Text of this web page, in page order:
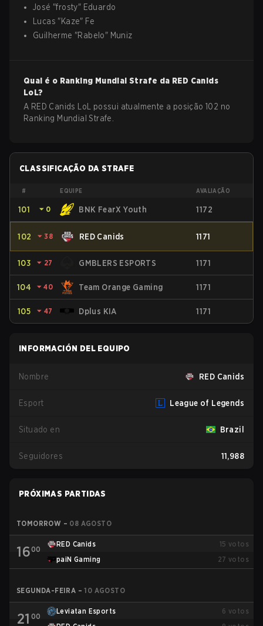
José "frosty" Eduardo
Lucas "Kaze" Fe
Guilherme "Rabelo" Muniz
Qual é o Ranking Mundial Strafe da RED Canids
LoL?
A RED Canids LoL possui atualmente a posição 102 no
Ranking Mundial Strafe.
CLASSIFICAÇÃO DA STRAFE
# EQUIPE AVALIAÇÃO
101 ⏷ 0 BNK FearX Youth 1172
102 ⏷ 38 RED Canids 1171
103 ⏷ 27 GMBLERS ESPORTS 1171
104 ⏷ 40 Team Orange Gaming 1171
105 ⏷ 47 Dplus KIA 1171
INFORMACIÓN DEL EQUIPO
Nombre RED Canids
Esport League of Legends
Situado en Brazil
Seguidores 11,988
PRÓXIMAS PARTIDAS
TOMORROW – 08 AGOSTO
1600
RED Canids 15 votos
paiN Gaming
27 votos
SEGUNDA-FEIRA – 10 AGOSTO
21 00
Leviatan Esports 6 votos